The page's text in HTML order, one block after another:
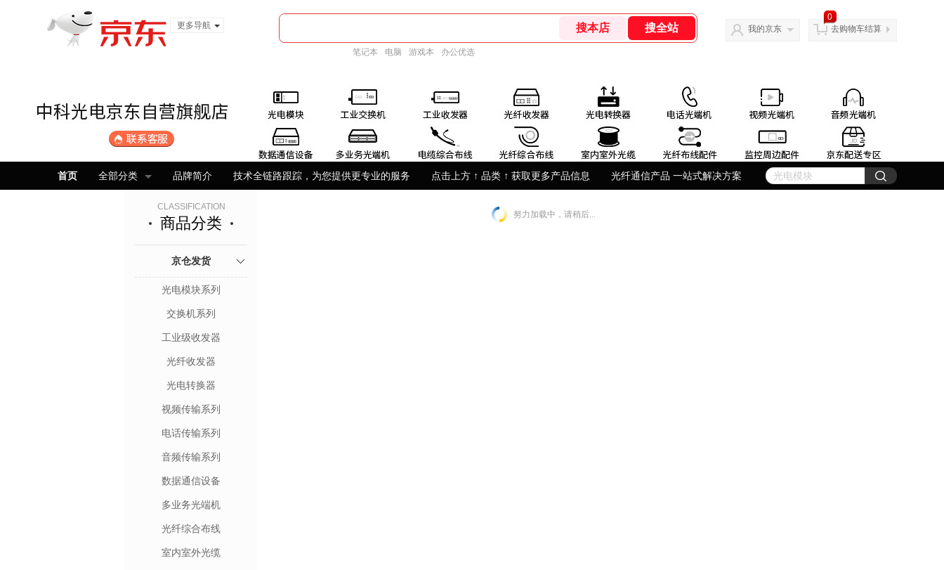
更多导航
笔记本 电脑 游戏本 办公优选
我的京东
0
去购物车结算
首页 全部分类 品牌简介 技术全链路跟踪，为您提供更专业的服务 点击上方 ↑ 品类 ↑ 获取更多产品信息 光纤通信产品 一站式解决方案
CLASSIFICATION
商品分类
京仓发货
光电模块系列
交换机系列
工业级收发器
光纤收发器
光电转换器
视频传输系列
电话传输系列
音频传输系列
数据通信设备
多业务光端机
光纤综合布线
室内室外光缆
努力加载中，请稍后...